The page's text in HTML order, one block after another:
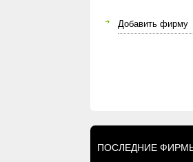
Добавить фирму
ПОСЛЕДНИЕ